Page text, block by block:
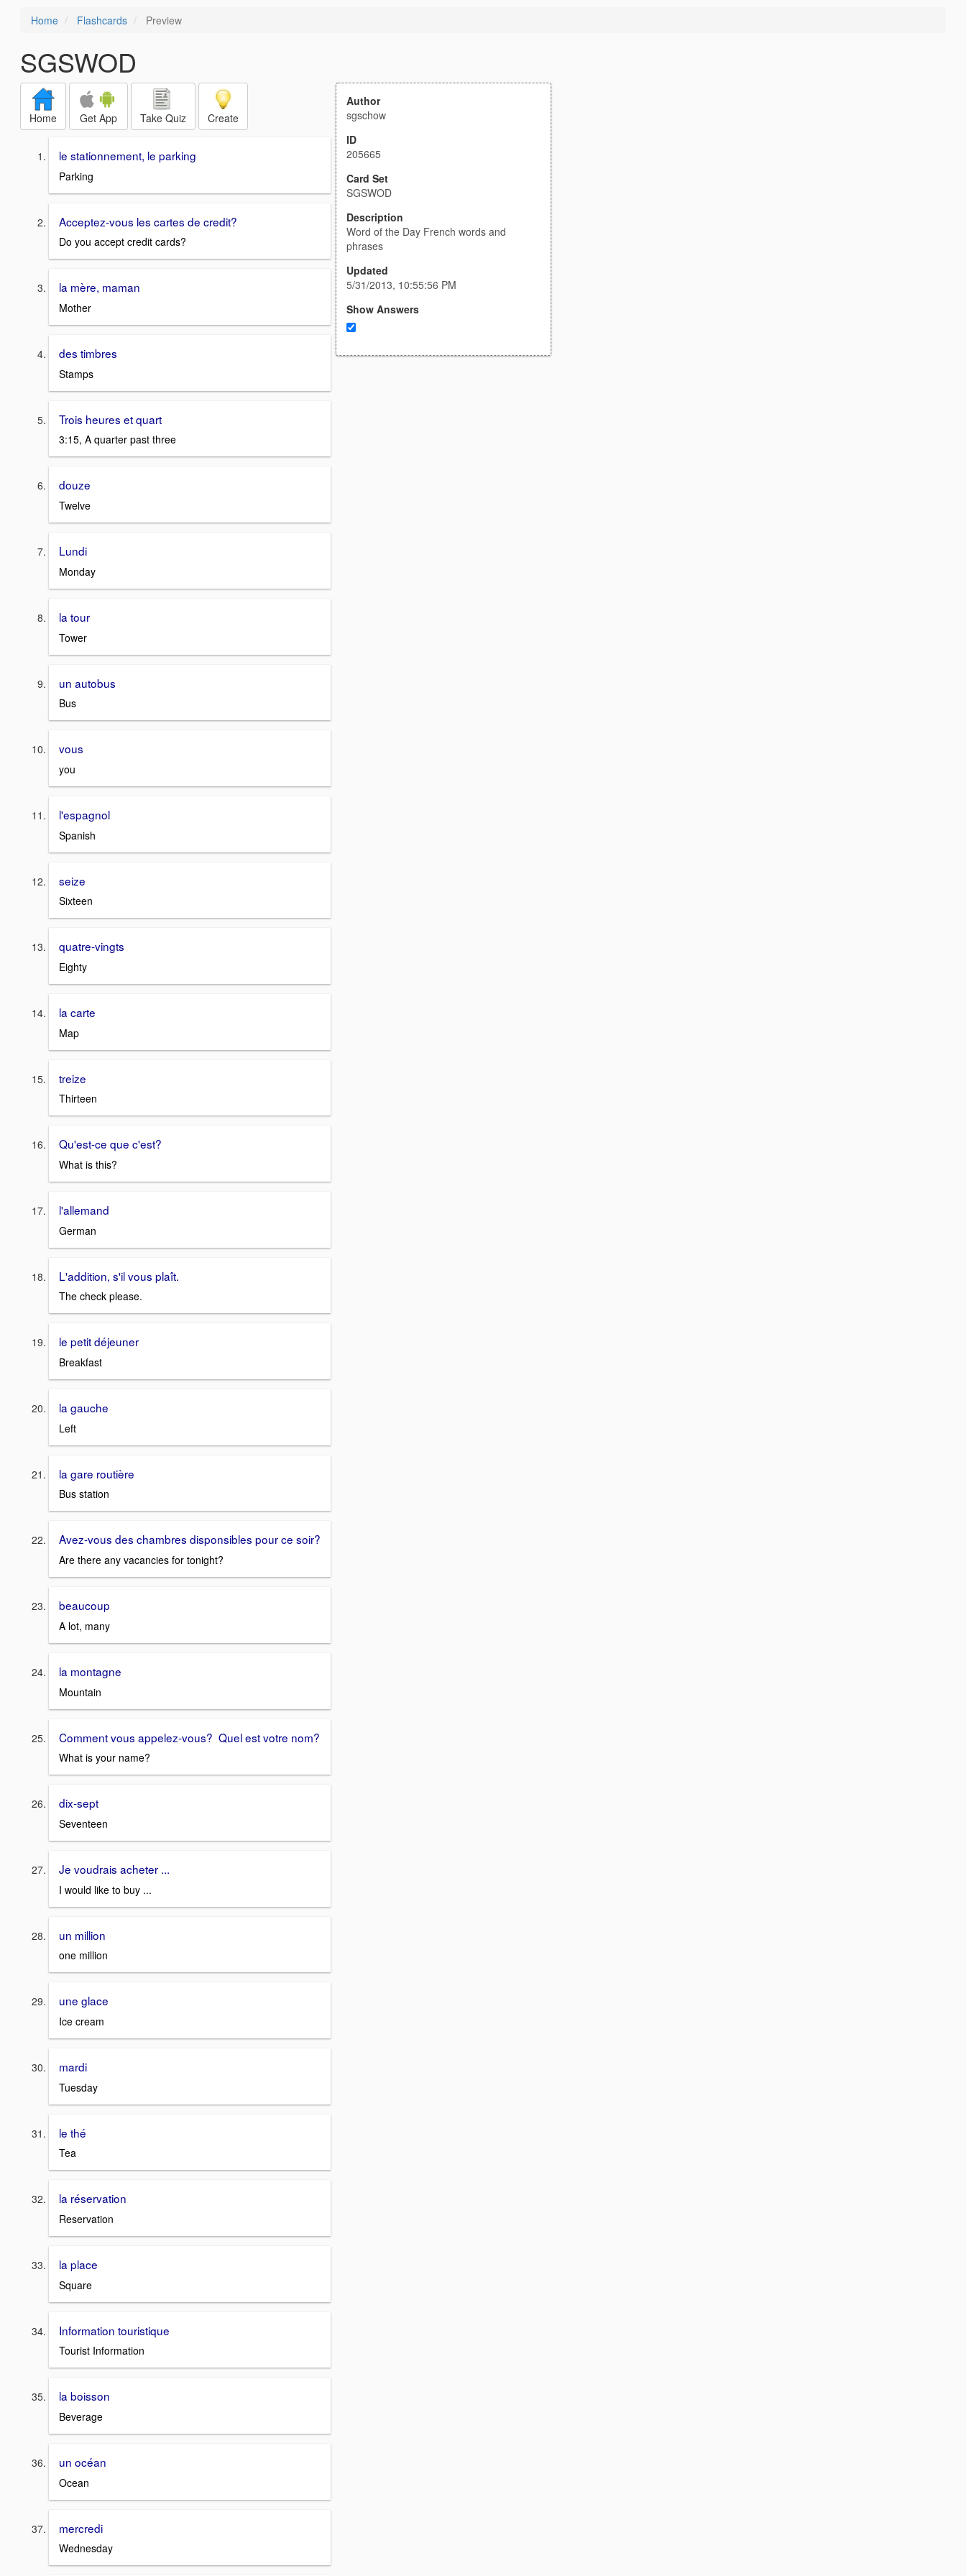
Home Flashcards Preview
SGSWOD
Home Get App Take Quiz Create
le stationnement, le parking
Parking
Acceptez-vous les cartes de credit?
Do you accept credit cards?
la mère, maman
Mother
des timbres
Stamps
Trois heures et quart
3:15, A quarter past three
douze
Twelve
Lundi
Monday
la tour
Tower
un autobus
Bus
vous
you
l'espagnol
Spanish
seize
Sixteen
quatre-vingts
Eighty
la carte
Map
treize
Thirteen
Qu'est-ce que c'est?
What is this?
l'allemand
German
L'addition, s'il vous plaît.
The check please.
le petit déjeuner
Breakfast
la gauche
Left
la gare routière
Bus station
Avez-vous des chambres disponsibles pour ce soir?
Are there any vacancies for tonight?
beaucoup
A lot, many
la montagne
Mountain
Comment vous appelez-vous? Quel est votre nom?
What is your name?
dix-sept
Seventeen
Je voudrais acheter ...
I would like to buy ...
un million
one million
une glace
Ice cream
mardi
Tuesday
le thé
Tea
la réservation
Reservation
la place
Square
Information touristique
Tourist Information
la boisson
Beverage
un océan
Ocean
mercredi
Wednesday
Author
sgschow
ID
205665
Card Set
SGSWOD
Description
Word of the Day French words and
phrases
Updated
5/31/2013, 10:55:56 PM
Show Answers